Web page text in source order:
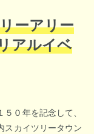
記念撮影。
ーアリー
アルイベ
５０年を記念して、
スカイツリータウン